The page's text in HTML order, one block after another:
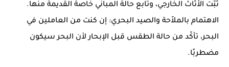
ثبّت الأثاث الخارجي، وتابع حالة المباني خاصة القديمة منها.
الاهتمام بالملاّحة والصيد البحري: إن كنت من العاملين في
البحر، تأكّد من حالة الطقس قبل الإبحار لأن البحر سيكون
مضطربًا.